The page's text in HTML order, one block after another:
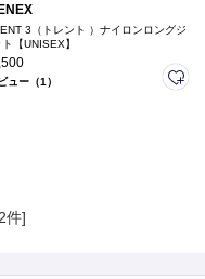
3（トレント ）ナイロンロングジ
【UNISEX】
ュー（1）
件]